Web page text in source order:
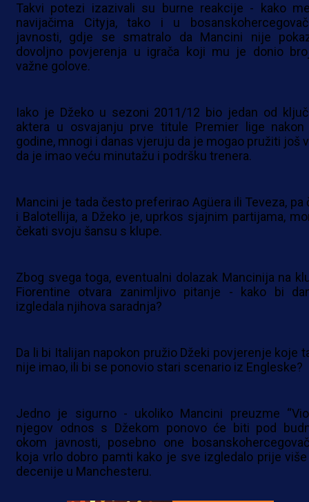
Takvi potezi izazivali su burne reakcije - kako
navijačima Cityja, tako i u
javnosti, gdje se smatralo da Mancini nije
dovoljno povjerenja u igrača koji mu je donio
važne golove.
Iako je Džeko u sezoni 2011/12 bio jedan od
aktera u osvajanju prve titule Premier lige nakon
godine, mnogi i danas vjeruju da je mogao pružiti još
da je imao veću minutažu i podršku trenera.
Mancini je tada često preferirao Agüera ili Teveza, pa
i Balotellija, a Džeko je, uprkos sjajnim partijama,
čekati svoju šansu s klupe.
Zbog svega toga, eventualni dolazak Mancinija na
Fiorentine otvara zanimljivo pitanje - kako bi
izgledala njihova saradnja?
Da li bi Italijan napokon pružio Džeki povjerenje koje
nije imao, ili bi se ponovio stari scenario iz Engleske?
Jedno je sigurno - ukoliko Mancini preuzme
njegov odnos s Džekom ponovo će biti pod
okom javnosti, posebno one
koja vrlo dobro pamti kako je sve izgledalo prije
decenije u Manchesteru.